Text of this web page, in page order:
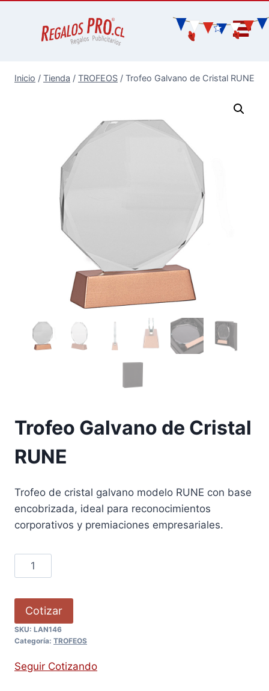
Inicio / Tienda / TROFEOS / Trofeo Galvano de Cristal RUNE
Trofeo Galvano de Cristal
RUNE
Trofeo de cristal galvano modelo RUNE con base
encobrizada, ideal para reconocimientos
corporativos y premiaciones empresariales.
Cotizar
SKU: LAN146
Categoría: TROFEOS
Seguir Cotizando